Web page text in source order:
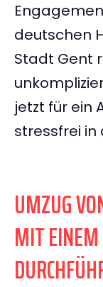
deutschen
Stadt Gent
jetzt für ein
stressfrei in
UMZUG
MIT